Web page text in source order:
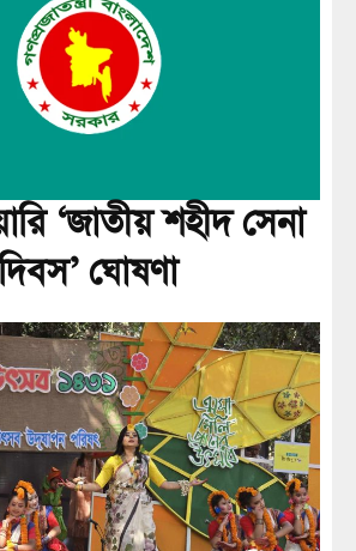
‘জাতীয় শহীদ সেনা
ঘোষণা